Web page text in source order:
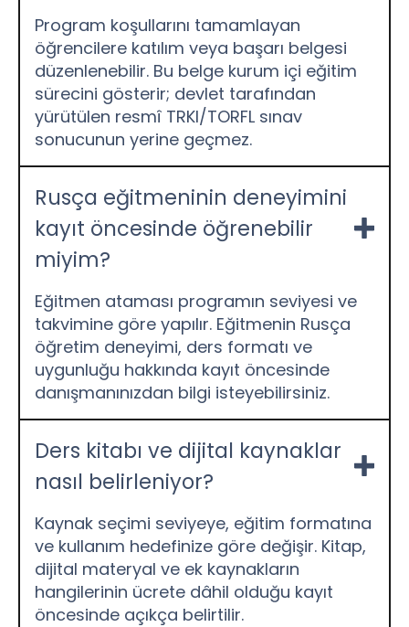
Program koşullarını tamamlayan
öğrencilere katılım veya başarı belgesi
düzenlenebilir. Bu belge kurum içi eğitim
sürecini gösterir; devlet tarafından
yürütülen resmî TRKI/TORFL sınav
sonucunun yerine geçmez.
Rusça eğitmeninin deneyimini
kayıt öncesinde öğrenebilir
miyim?
Eğitmen ataması programın seviyesi ve
takvimine göre yapılır. Eğitmenin Rusça
öğretim deneyimi, ders formatı ve
uygunluğu hakkında kayıt öncesinde
danışmanınızdan bilgi isteyebilirsiniz.
Ders kitabı ve dijital kaynaklar
nasıl belirleniyor?
Kaynak seçimi seviyeye, eğitim formatına
ve kullanım hedefinize göre değişir. Kitap,
dijital materyal ve ek kaynakların
hangilerinin ücrete dâhil olduğu kayıt
öncesinde açıkça belirtilir.